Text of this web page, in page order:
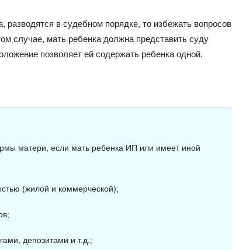
в судебном порядке, то избежать вопросов
случае, мать ребенка должна представить суду
позволяет ей содержать ребенка одной.
матери, если мать ребенка ИП или имеет иной
(жилой и коммерческой);
депозитами и т.д.;